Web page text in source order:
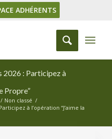
ADHÉRENTS
2026 : Participez à
Propre”
/ Non classé /
à l’opération “J’aime la